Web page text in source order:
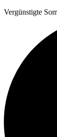
Vergünstigte